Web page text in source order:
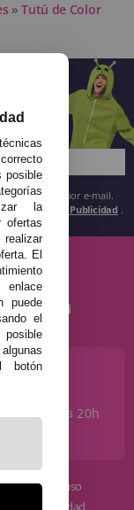
» Tutú de Color
y tendencias por e-mail.
la Política de Publicidad .
y de 17 a 20h
de uso
de privacidad
posible
la
ofertas
El
puede
el
botón